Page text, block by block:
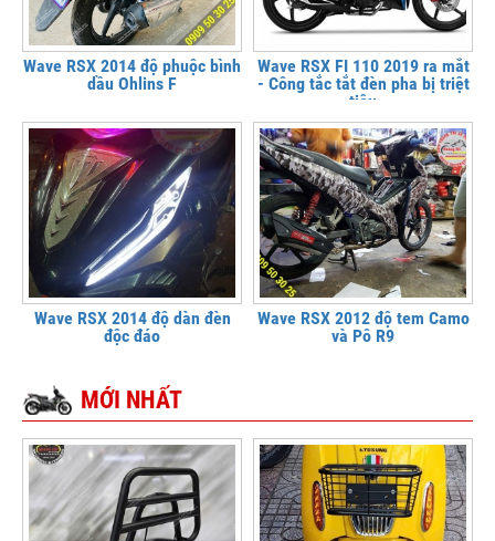
Wave RSX 2014 độ phuộc bình
dầu Ohlins F
Wave RSX FI 110 2019 ra mắt
- Công tắc tắt đèn pha bị triệt
tiêu
Wave RSX 2014 độ dàn đèn
độc đáo
Wave RSX 2012 độ tem Camo
và Pô R9
MỚI NHẤT